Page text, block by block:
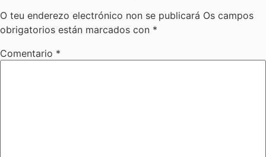
O teu enderezo electrónico non se publicará Os campos
obrigatorios están marcados con *
Comentario *